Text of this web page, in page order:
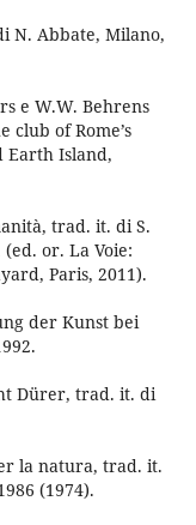
N. Abbate, Milano,
e W.W. Behrens
of Rome’s
Earth Island,
trad. it. di S.
or. La Voie:
Paris, 2011).
der Kunst bei
Dürer, trad. it. di
la natura, trad. it.
(1974).